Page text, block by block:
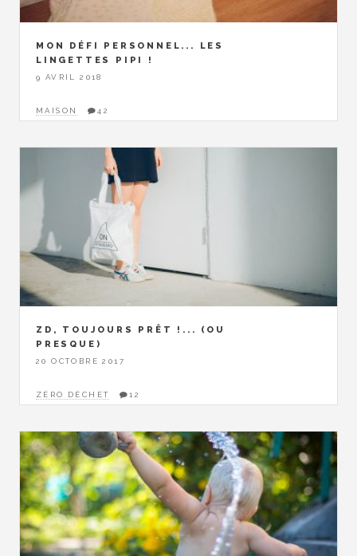
MON DÉFI PERSONNEL... LES
LINGETTES PIPI !
9 AVRIL 2018
MAISON 42
ZD, TOUJOURS PRÊT !... (OU
PRESQUE)
20 OCTOBRE 2017
ZÉRO DÉCHET 12